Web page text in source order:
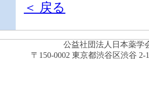
＜ 戻る
公益社団法人日本薬学
〒150-0002 東京都渋谷区渋谷